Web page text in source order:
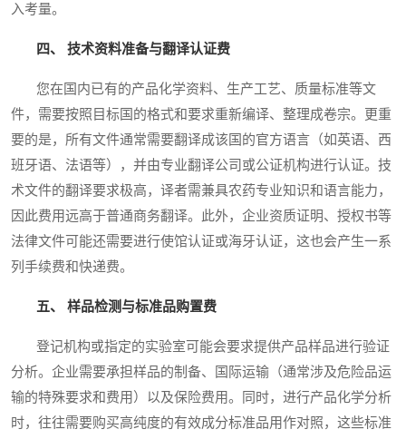
入考量。
四、 技术资料准备与翻译认证费
您在国内已有的产品化学资料、生产工艺、质量标准等文
件，需要按照目标国的格式和要求重新编译、整理成卷宗。更重
要的是，所有文件通常需要翻译成该国的官方语言（如英语、西
班牙语、法语等），并由专业翻译公司或公证机构进行认证。技
术文件的翻译要求极高，译者需兼具农药专业知识和语言能力，
因此费用远高于普通商务翻译。此外，企业资质证明、授权书等
法律文件可能还需要进行使馆认证或海牙认证，这也会产生一系
列手续费和快递费。
五、 样品检测与标准品购置费
登记机构或指定的实验室可能会要求提供产品样品进行验证
分析。企业需要承担样品的制备、国际运输（通常涉及危险品运
输的特殊要求和费用）以及保险费用。同时，进行产品化学分析
时，往往需要购买高纯度的有效成分标准品用作对照，这些标准